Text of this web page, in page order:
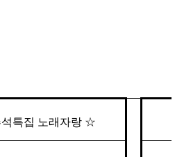
특집 노래자랑 ☆